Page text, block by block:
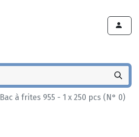
Bac à frites 955 - 1 x 250 pcs (N° 0)